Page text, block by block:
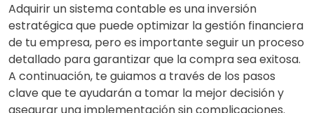
Adquirir un sistema contable es una inversión
estratégica que puede optimizar la gestión financiera
de tu empresa, pero es importante seguir un proceso
detallado para garantizar que la compra sea exitosa.
A continuación, te guiamos a través de los pasos
clave que te ayudarán a tomar la mejor decisión y